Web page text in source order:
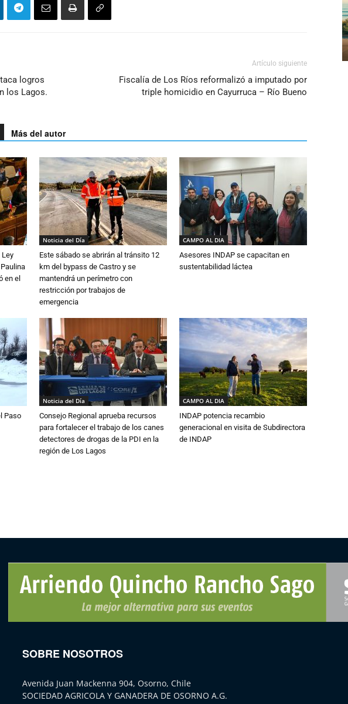
logros
los Lagos.
Artículo siguiente
Fiscalía de Los Ríos reformalizó a imputado por
triple homicidio en Cayurruca – Río Bueno
Más del autor
Ley
en el
Noticia del Día
Este sábado se abrirán al tránsito 12
km del bypass de Castro y se
mantendrá un perímetro con
restricción por trabajos de
emergencia
CAMPO AL DIA
Asesores INDAP se capacitan en
sustentabilidad láctea
Paso
Noticia del Día
Consejo Regional aprueba recursos
para fortalecer el trabajo de los canes
detectores de drogas de la PDI en la
región de Los Lagos
CAMPO AL DIA
INDAP potencia recambio
generacional en visita de Subdirectora
de INDAP
SOBRE NOSOTROS
Avenida Juan Mackenna 904, Osorno, Chile
SOCIEDAD AGRICOLA Y GANADERA DE OSORNO A.G.